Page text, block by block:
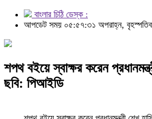
বাংলার চিঠি ডেস্ক :
আপডেট সময় ০৫:৫৭:৩১ অপরাহ্ন,
শপথ বইয়ে স্বাক্ষর করেন
ছবি: পিআইডি